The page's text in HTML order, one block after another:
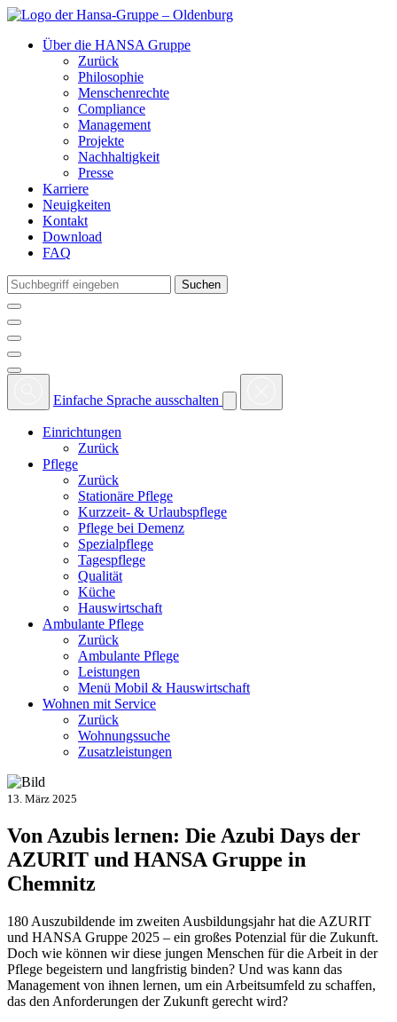
Über die HANSA Gruppe
Zurück
Philosophie
Menschenrechte
Compliance
Management
Projekte
Nachhaltigkeit
Presse
Karriere
Neuigkeiten
Kontakt
Download
FAQ
Einfache Sprache ausschalten
Einrichtungen
Zurück
Pflege
Zurück
Stationäre Pflege
Kurzzeit- & Urlaubspflege
Pflege bei Demenz
Spezialpflege
Tagespflege
Qualität
Küche
Hauswirtschaft
Ambulante Pflege
Zurück
Ambulante Pflege
Leistungen
Menü Mobil & Hauswirtschaft
Wohnen mit Service
Zurück
Wohnungssuche
Zusatzleistungen
13. März 2025
Von Azubis lernen: Die Azubi Days der
AZURIT und HANSA Gruppe in
Chemnitz
180 Auszubildende im zweiten Ausbildungsjahr hat die AZURIT
und HANSA Gruppe 2025 – ein großes Potenzial für die Zukunft.
Doch wie können wir diese jungen Menschen für die Arbeit in der
Pflege begeistern und langfristig binden? Und was kann das
Management von ihnen lernen, um ein Arbeitsumfeld zu schaffen,
das den Anforderungen der Zukunft gerecht wird?